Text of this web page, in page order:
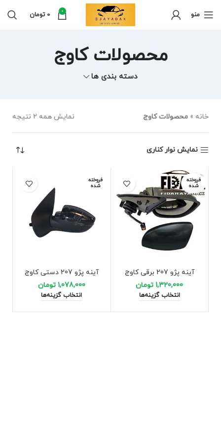
منو 0
0 تومان
محصولات کاوج
دسته بندی ها
خانه » محصولات کاوج نمایش همه 2 نتیجه
نمایش نوار کناری
فروخته
شده
آینه پژو 207 برقی کاوج
1,320,000 تومان
انتخاب گزینه‌ها
فروخته
شده
آینه پژو 207 دستی کاوج
1,078,000 تومان
انتخاب گزینه‌ها